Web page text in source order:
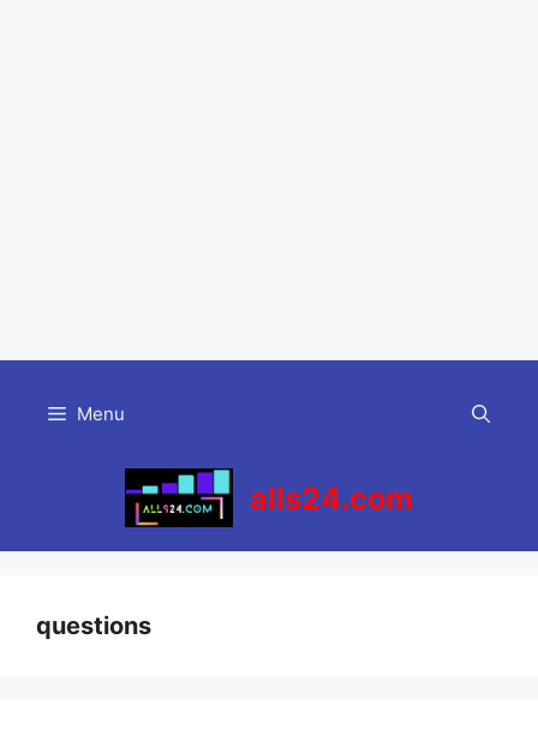
content
Menu
alls24.com
questions